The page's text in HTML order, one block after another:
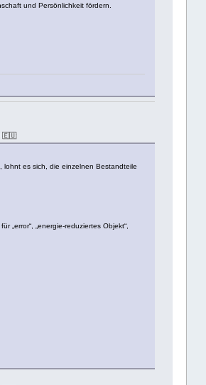
und Persönlichkeit fördern.
🇪🇺
lohnt es sich, die einzelnen Bestandteile
„error“, „energie-reduziertes Objekt“,